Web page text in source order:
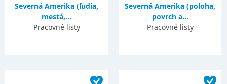
Severná Amerika (ľudia,
mestá,...
Pracovné listy
Severná Amerika (poloha,
povrch a...
Pracovné listy